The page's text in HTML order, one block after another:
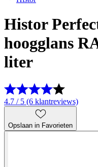
Histor
hoogglans
liter
4.7 / 5 (6 klantreviews)
Opslaan in Favorieten